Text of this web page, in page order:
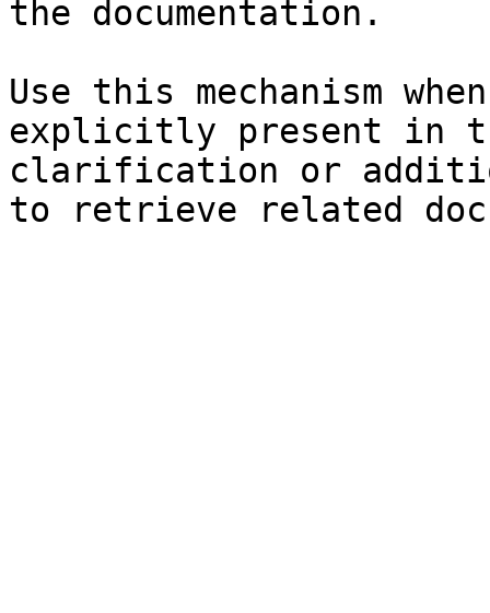
the documentation.
Use this mechanism
explicitly present in
clarification or